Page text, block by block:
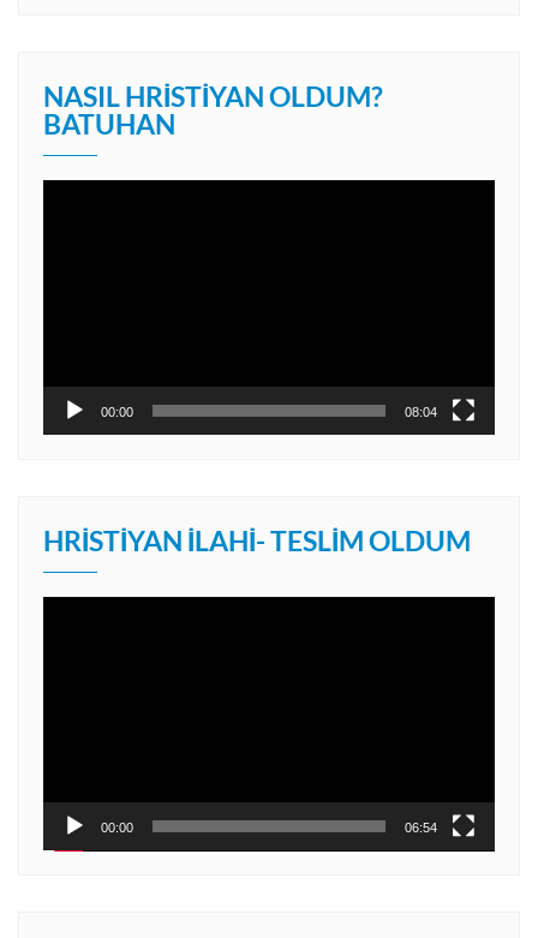
NASIL HRISTIYAN OLDUM?
BATUHAN
00:00 08:04
HRISTIYAN İLAHI- TESLIM OLDUM
00:00 06:54